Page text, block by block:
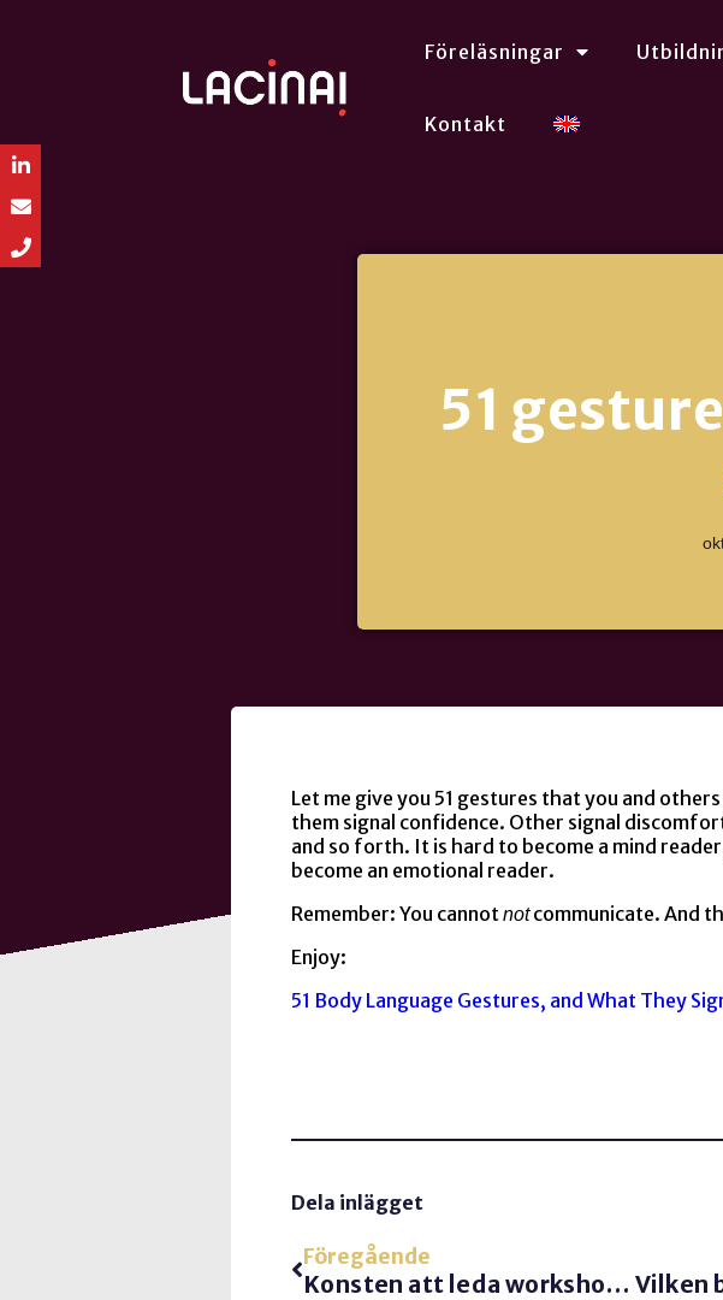
Föreläsningar
Kontakt
51
Let me give you 51 gestures that you and
them signal confidence. Other signal
and so forth. It is hard to become a mind
become an emotional reader.
Remember: You cannot notcommunicate. And
Enjoy:
51 Body Language Gestures, and What They
Dela inlägget
Föregående
Konsten att leda workshops